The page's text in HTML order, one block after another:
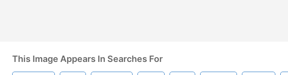
This Image Appears In Searches For